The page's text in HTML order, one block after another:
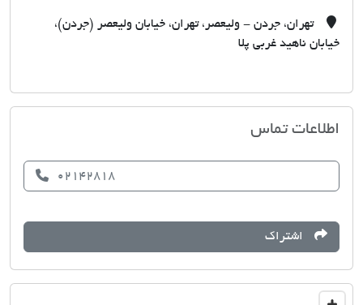
تهران، جردن - ولیعصر، تهران، خیابان ولیعصر (جردن)،
خیابان ناهید غربی پلا
اطلاعات تماس
02142818
اشتراک